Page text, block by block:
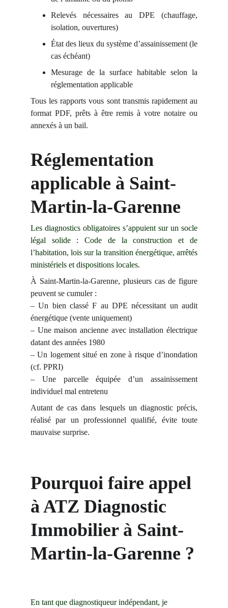
Relevés nécessaires au DPE (chauffage,
isolation, ouvertures)
État des lieux du système d’assainissement (le
cas échéant)
Mesurage de la surface habitable selon la
réglementation applicable
Tous les rapports vous sont transmis rapidement au
format PDF, prêts à être remis à votre notaire ou
annexés à un bail.
Réglementation
applicable à Saint-
Martin-la-Garenne
Les diagnostics obligatoires s’appuient sur un socle
légal solide : Code de la construction et de
l’habitation, lois sur la transition énergétique, arrêtés
ministériels et dispositions locales.
À Saint-Martin-la-Garenne, plusieurs cas de figure
peuvent se cumuler :
– Un bien classé F au DPE nécessitant un audit
énergétique (vente uniquement)
– Une maison ancienne avec installation électrique
datant des années 1980
– Un logement situé en zone à risque d’inondation
(cf. PPRI)
– Une parcelle équipée d’un assainissement
individuel mal entretenu
Autant de cas dans lesquels un diagnostic précis,
réalisé par un professionnel qualifié, évite toute
mauvaise surprise.
Pourquoi faire appel
à ATZ Diagnostic
Immobilier à Saint-
Martin-la-Garenne ?
En tant que diagnostiqueur indépendant, je